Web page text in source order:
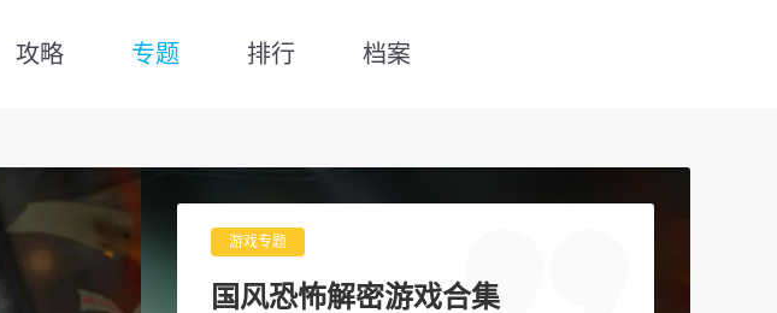
攻略 专题 排行 档案
游戏专题
国风恐怖解密游戏合集